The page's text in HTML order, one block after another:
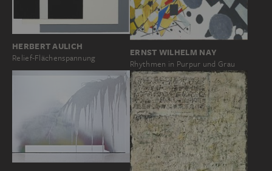
HERBERT AULICH
Relief-Flächenspannung ERNST WILHELM NAY
Rhythmen in Purpur und Grau